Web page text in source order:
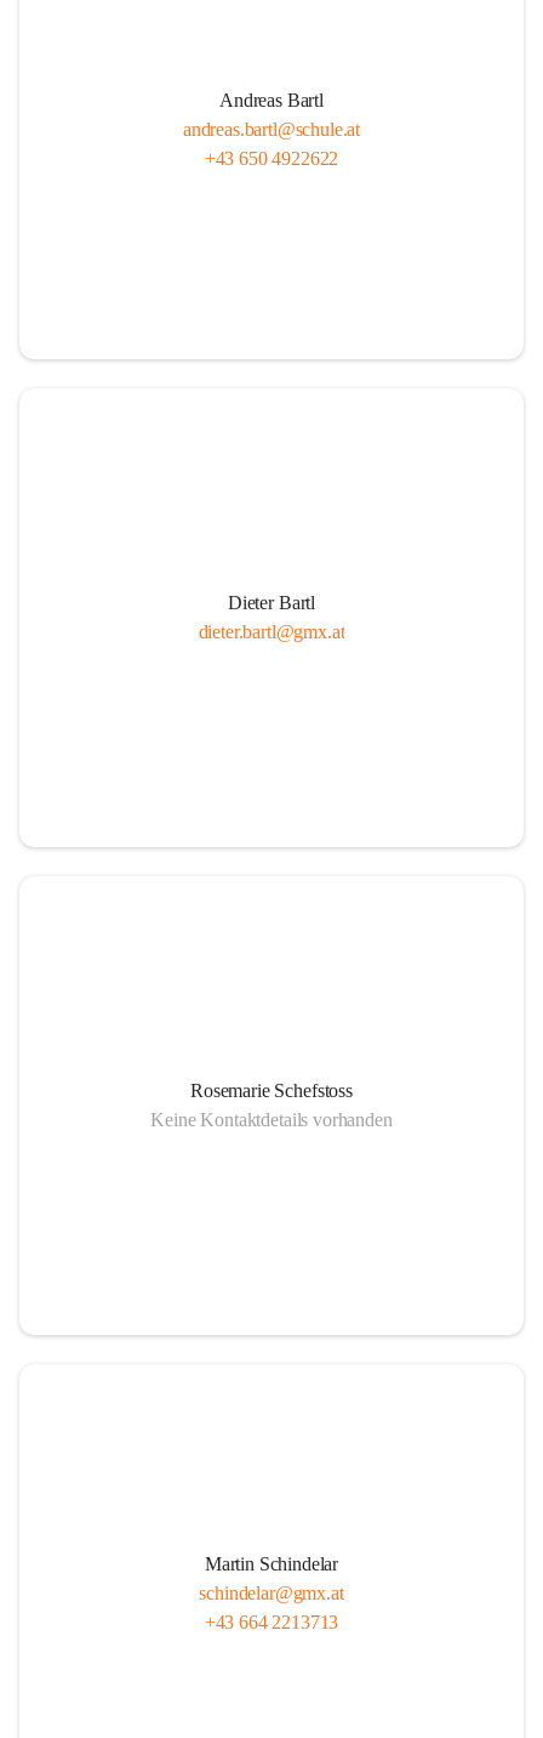
Andreas Bartl
andreas.bartl@schule.at
+43 650 4922622
Dieter Bartl
dieter.bartl@gmx.at
Rosemarie Schefstoss
Keine Kontaktdetails vorhanden
Martin Schindelar
schindelar@gmx.at
+43 664 2213713